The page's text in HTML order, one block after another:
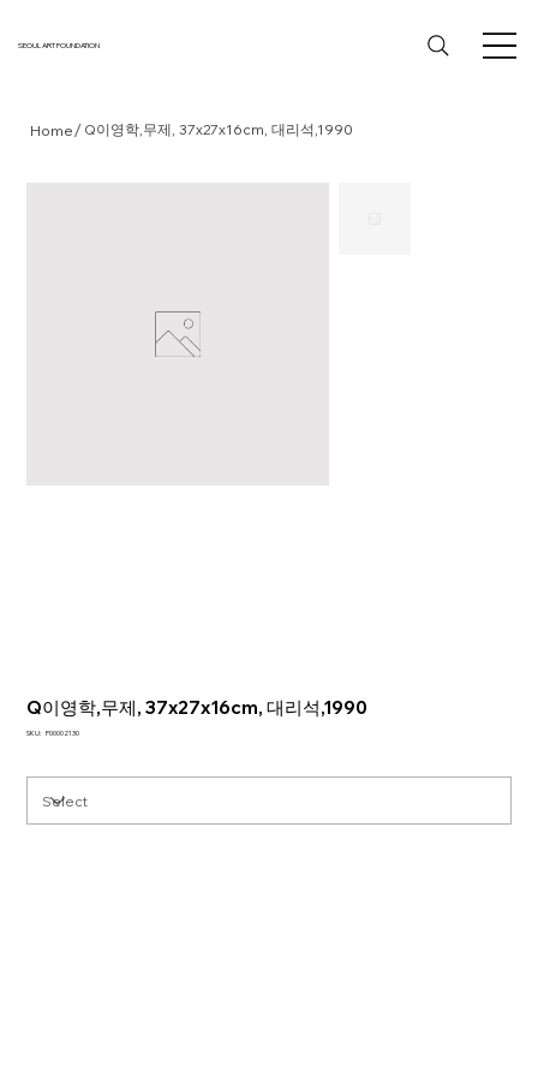
SEOUL ART FOUNDATION
Home/ Q이영학,무제, 37x27x16cm, 대리석,1990
Q이영학,무제, 37x27x16cm, 대리석,1990
SKU: SKU
P00002130